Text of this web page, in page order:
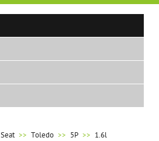
Seat Toledo 5P
1.6l